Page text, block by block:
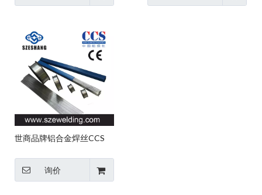
世商品牌铝合金焊丝CCS
询价